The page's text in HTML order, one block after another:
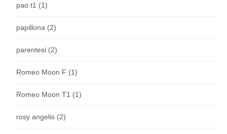
pao t1 (1)
papillona (2)
parentesi (2)
Romeo Moon F (1)
Romeo Moon T1 (1)
rosy angelis (2)